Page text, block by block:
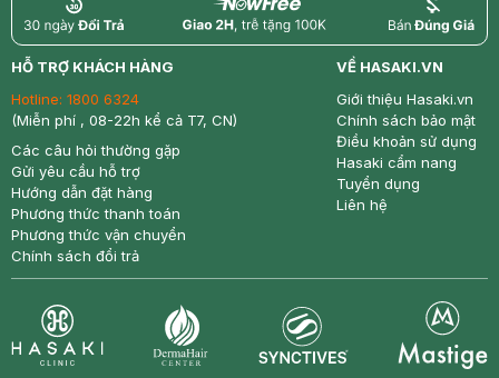
return nowfree price
HỖ TRỢ KHÁCH HÀNG
Hotline: 1800 6324
(Miễn phí , 08-22h kể cả T7, CN)
Các câu hỏi thường gặp
Gửi yêu cầu hỗ trợ
Hướng dẫn đặt hàng
Phương thức thanh toán
Phương thức vận chuyển
Chính sách đổi trả
VỀ HASAKI.VN
Giới thiệu Hasaki.vn
Chính sách bảo mật
Điều khoản sử dụng
Hasaki cẩm nang
Tuyển dụng
Liên hệ